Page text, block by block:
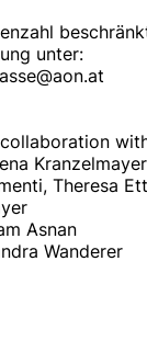
unter:
Kranzelmayer
Theresa
Asnan
Wanderer